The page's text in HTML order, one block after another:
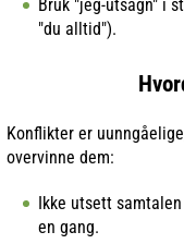
Bruk "jeg-utsagn" i
"du alltid").
Konflikter er
overvinne dem:
Ikke utsett
en gang.